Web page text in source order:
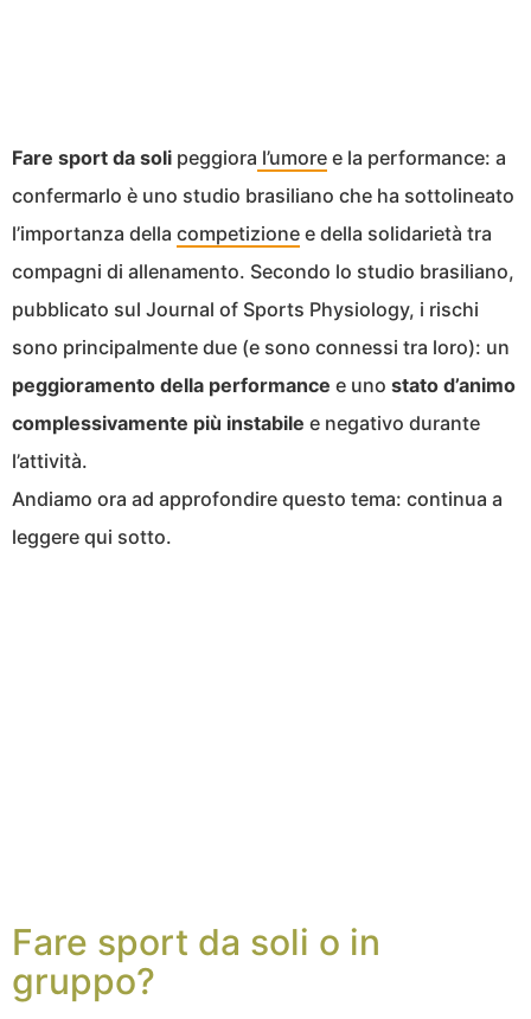
Fare sport da soli peggiora l’umore e la performance: a
confermarlo è uno studio brasiliano che ha sottolineato
l’importanza della competizione e della solidarietà tra
compagni di allenamento. Secondo lo studio brasiliano,
pubblicato sul Journal of Sports Physiology, i rischi
sono principalmente due (e sono connessi tra loro): un
peggioramento della performance e uno stato d’animo
complessivamente più instabile e negativo durante
l’attività.
Andiamo ora ad approfondire questo tema: continua a
leggere qui sotto.
Fare sport da soli o in
gruppo?